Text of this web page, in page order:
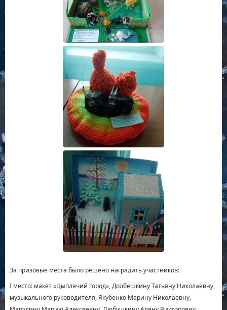
За призовые места было решено наградить участников:
I место: макет «Цыплячий город», Долбешкину Татьяну Николаевну,
музыкального руководителя, Якубенко Марину Николаевну,